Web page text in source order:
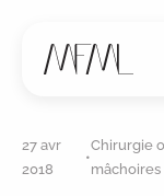
27 avr
2018
•
Chirurgie
mâchoires